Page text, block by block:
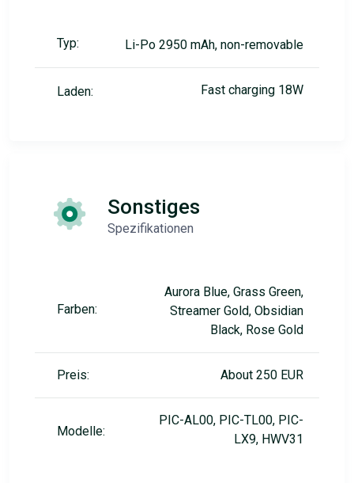
Typ: Li-Po 2950 mAh, non-removable
Laden: Fast charging 18W
Sonstiges
Spezifikationen
Farben:
Aurora Blue, Grass Green,
Streamer Gold, Obsidian
Black, Rose Gold
Preis: About 250 EUR
Modelle:
PIC-AL00, PIC-TL00, PIC-
LX9, HWV31